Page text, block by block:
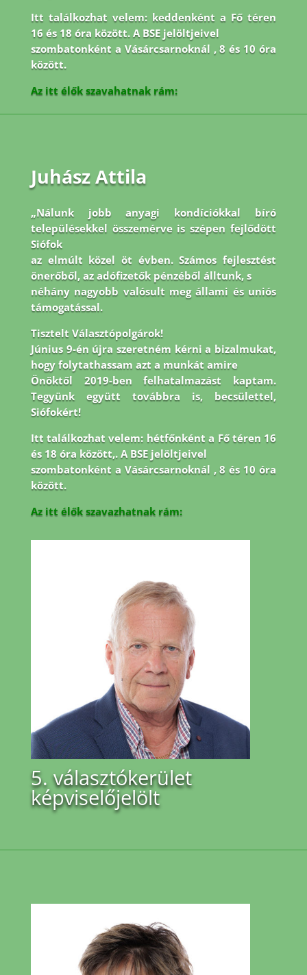
Itt találkozhat velem: keddenként a Fő téren
16 és 18 óra között. A BSE jelöltjeivel
szombatonként a Vásárcsarnoknál , 8 és 10 óra
között.
Az itt élők szavahatnak rám:
Juhász Attila
„Nálunk jobb anyagi kondíciókkal bíró
településekkel összemérve is szépen fejlődött
Siófok
az elmúlt közel öt évben. Számos fejlesztést
önerőből, az adófizetők pénzéből álltunk, s
néhány nagyobb valósult meg állami és uniós
támogatással.
Tisztelt Választópolgárok!
Június 9-én újra szeretném kérni a bizalmukat,
hogy folytathassam azt a munkát amire
Önöktől 2019-ben felhatalmazást kaptam.
Tegyünk együtt továbbra is, becsülettel,
Siófokért!
Itt találkozhat velem: hétfőnként a Fő téren 16
és 18 óra között,. A BSE jelöltjeivel
szombatonként a Vásárcsarnoknál , 8 és 10 óra
között.
Az itt élők szavazhatnak rám:
5. választókerület
képviselőjelölt